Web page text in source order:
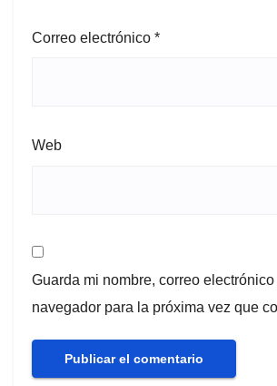
Correo electrónico *
Web
Guarda mi nombre, correo
navegador para la próxima vez que